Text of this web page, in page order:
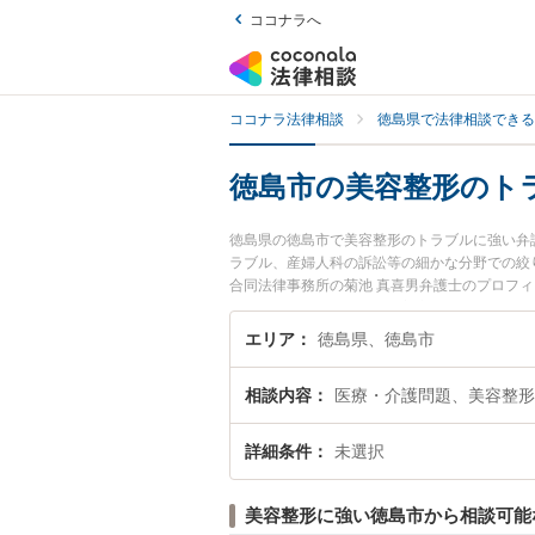
ココナラへ
ココナラ法律相談 徳島県で法律相談でき
徳島市の美容整形のト
徳島県の徳島市で美容整形のトラブルに強い
ラブル、産婦人科の訴訟等の細かな分野での
合同法律事務所の菊池 真喜男弁護士のプロフ
に弁護士に相談したい』『美容整形のトラブ
に相談予約したい』などでお困りの相談者さ
エリア 徳島県、徳島市
相談内容 医療・介護問題、美容整形
詳細条件 未選択
美容整形に強い徳島市から相談可